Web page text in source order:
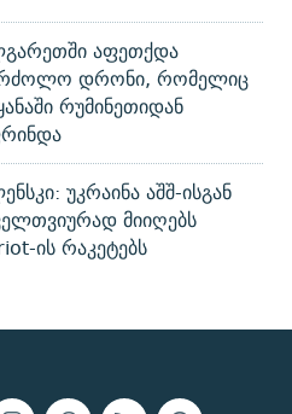
აფეთქდა
დრონი, რომელიც
რუმინეთიდან
უკრაინა აშშ-ისგან
მიიღებს
ის რაკეტებს